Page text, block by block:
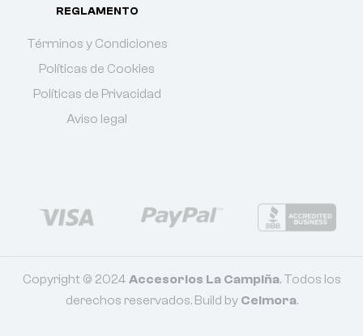
REGLAMENTO
Términos y Condiciones
Políticas de Cookies
Políticas de Privacidad
Aviso legal
Copyright © 2024 Accesorios La Campiña. Todos los
derechos reservados. Build byCelmora.